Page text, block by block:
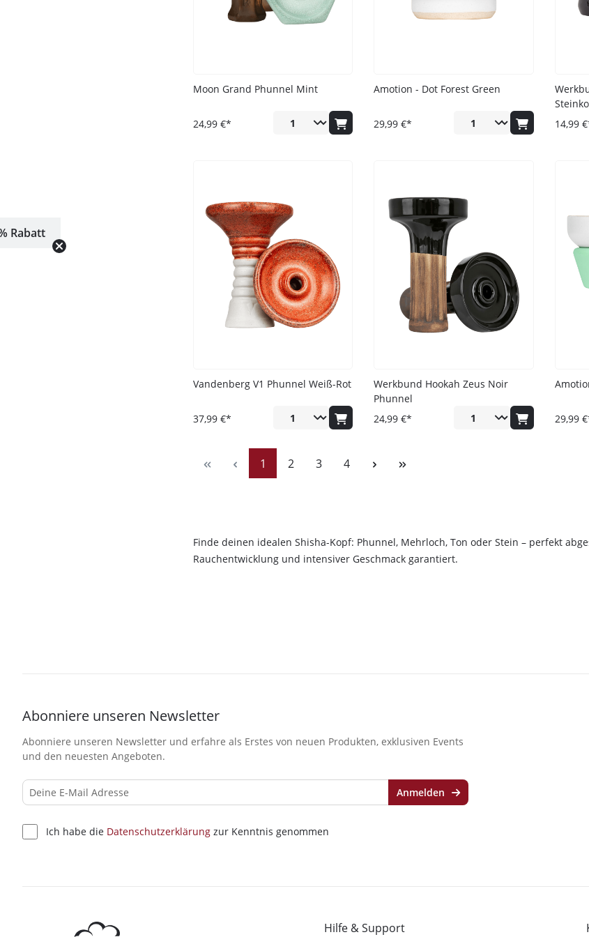
Moon Grand Phunnel Mint
24,99 €*
Amotion - Dot Forest Green
29,99 €*
14,99
Vandenberg V1 Phunnel Weiß-Rot
37,99 €*
Werkbund Hookah Zeus Noir
Phunnel
24,99 €*
29,99
Seite
1 Seite
2 Seite
3 Seite
4
Finde deinen idealen Shisha-Kopf: Phunnel, Mehrloch, Ton oder Stein – perfekt
Rauchentwicklung und intensiver Geschmack garantiert.
Rabatt
Hilfe & Support
Abonniere unseren Newsletter
Abonniere unseren Newsletter und erfahre als Erstes von neuen Produkten, exklusiven Events
und den neuesten Angeboten.
Ich habe die Datenschutzerklärung zur Kenntnis genommen
Anmelden